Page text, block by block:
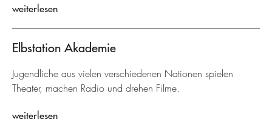
weiterlesen
Elbstation Akademie
Jugendliche aus vielen verschiedenen Nationen spielen
Theater, machen Radio und drehen Filme.
weiterlesen